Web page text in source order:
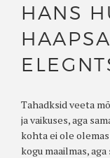
HANS
Tahadksid veeta
ja vaikuses, aga
kohta ei ole
kogu maailmas,